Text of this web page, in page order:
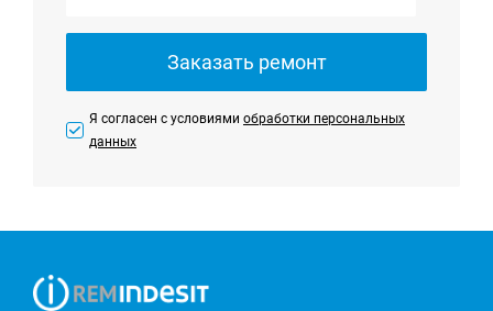
Заказать ремонт
Я согласен с условиями обработки персональных
данных